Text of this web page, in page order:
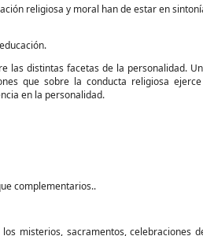
religiosa y moral han de estar en
distintas facetas de la personalidad.
que sobre la conducta religiosa
en la personalidad.
complementarios..
sacramentos, celebraciones